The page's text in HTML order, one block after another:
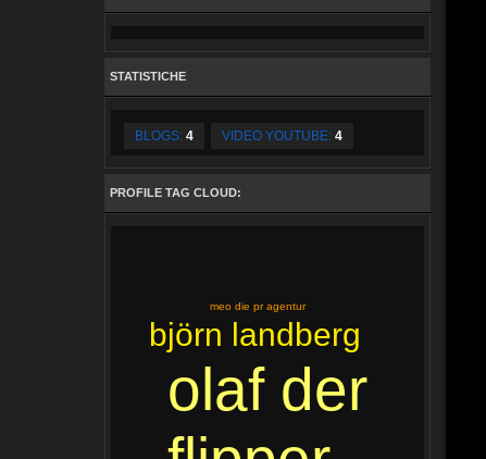
STATISTICHE
BLOGS: 4 VIDEO YOUTUBE: 4
PROFILE TAG CLOUD:
olaf der
björn landberg
meo die pr agentur